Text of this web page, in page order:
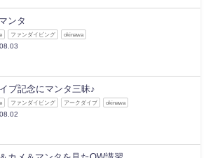
ンタ
ファンダイビング okinawa
ブ記念にマンタ三昧♪
ファンダイビング アークダイブ okinawa